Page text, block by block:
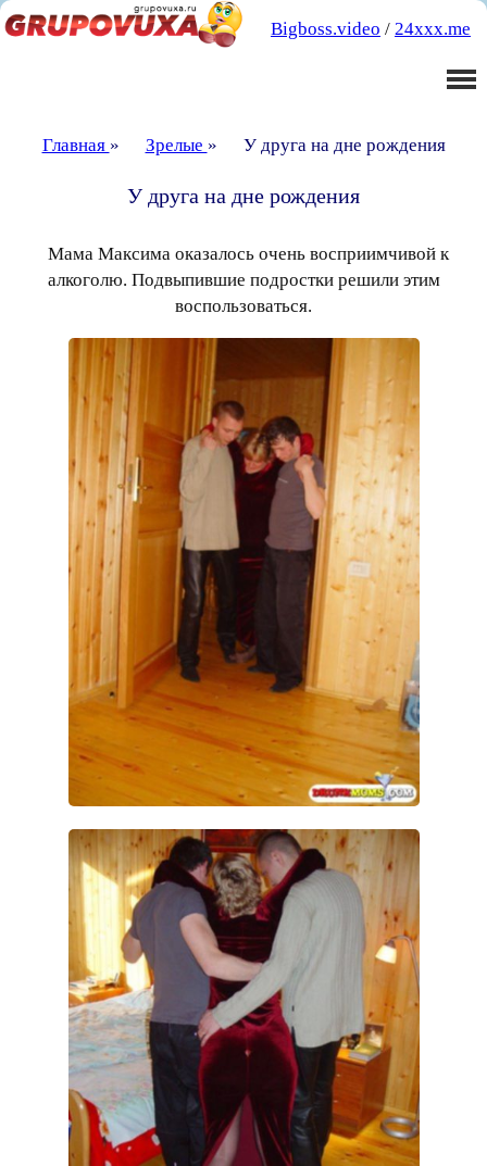
Bigboss.video / 24xxx.me
Главная » Зрелые » У друга на дне рождения
У друга на дне рождения
Мама Максима оказалось очень восприимчивой к
алкоголю. Подвыпившие подростки решили этим
воспользоваться.